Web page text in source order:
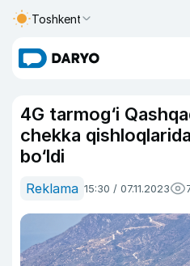
Toshkent
4G tarmog‘i
chekka
bo‘ldi
Reklama 15:30 / 07.11.2023